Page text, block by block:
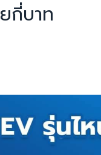
กี่บาท